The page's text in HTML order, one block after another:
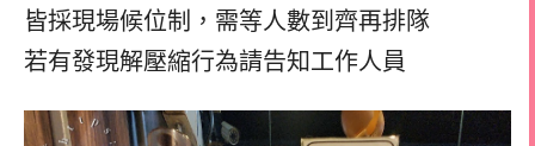
皆採現場候位制，需等人數到齊再排隊
若有發現解壓縮行為請告知工作人員